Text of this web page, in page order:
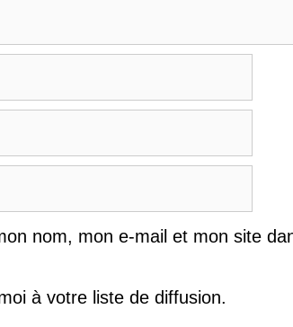
nom, mon e-mail et mon site
à votre liste de diffusion.